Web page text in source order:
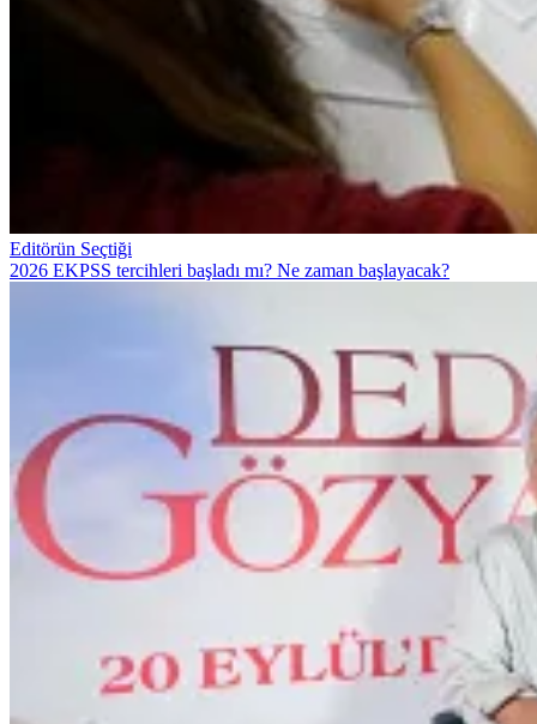
Editörün Seçtiği
2026 EKPSS tercihleri başladı mı? Ne zaman başlayacak?